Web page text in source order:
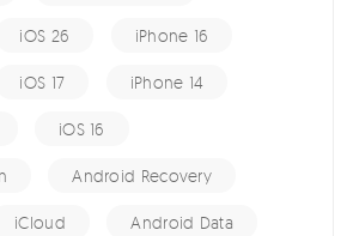
iOS 26 iPhone 16
iOS 17 iPhone 14
iOS 16
Android Recovery
iCloud Android Data